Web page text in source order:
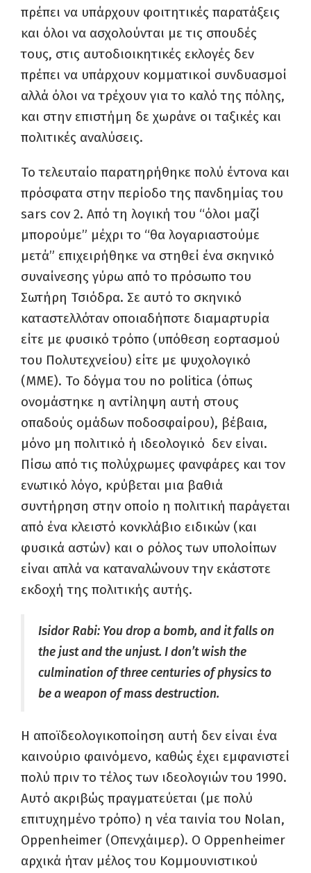
πρέπει να υπάρχουν φοιτητικές παρατάξεις
και όλοι να ασχολούνται με τις σπουδές
τους, στις αυτοδιοικητικές εκλογές δεν
πρέπει να υπάρχουν κομματικοί συνδυασμοί
αλλά όλοι να τρέχουν για το καλό της πόλης,
και στην επιστήμη δε χωράνε οι ταξικές και
πολιτικές αναλύσεις.
Το τελευταίο παρατηρήθηκε πολύ έντονα και
πρόσφατα στην περίοδο της πανδημίας του
sars cov 2. Από τη λογική του “όλοι μαζί
μπορούμε” μέχρι το “θα λογαριαστούμε
μετά” επιχειρήθηκε να στηθεί ένα σκηνικό
συναίνεσης γύρω από το πρόσωπο του
Σωτήρη Τσιόδρα. Σε αυτό το σκηνικό
καταστελλόταν οποιαδήποτε διαμαρτυρία
είτε με φυσικό τρόπο (υπόθεση εορτασμού
του Πολυτεχνείου) είτε με ψυχολογικό
(ΜΜΕ). Το δόγμα του no politica (όπως
ονομάστηκε η αντίληψη αυτή στους
οπαδούς ομάδων ποδοσφαίρου), βέβαια,
μόνο μη πολιτικό ή ιδεολογικό δεν είναι.
Πίσω από τις πολύχρωμες φανφάρες και τον
ενωτικό λόγο, κρύβεται μια βαθιά
συντήρηση στην οποίο η πολιτική παράγεται
από ένα κλειστό κονκλάβιο ειδικών (και
φυσικά αστών) και ο ρόλος των υπολοίπων
είναι απλά να καταναλώνουν την εκάστοτε
εκδοχή της πολιτικής αυτής.
Isidor Rabi: You drop a bomb, and it falls on
the just and the unjust. I don’t wish the
culmination of three centuries of physics to
be a weapon of mass destruction.
Η αποϊδεολογικοποίηση αυτή δεν είναι ένα
καινούριο φαινόμενο, καθώς έχει εμφανιστεί
πολύ πριν το τέλος των ιδεολογιών του 1990.
Αυτό ακριβώς πραγματεύεται (με πολύ
επιτυχημένο τρόπο) η νέα ταινία του Nolan,
Oppenheimer (Οπενχάιμερ). Ο Oppenheimer
αρχικά ήταν μέλος του Κομμουνιστικού